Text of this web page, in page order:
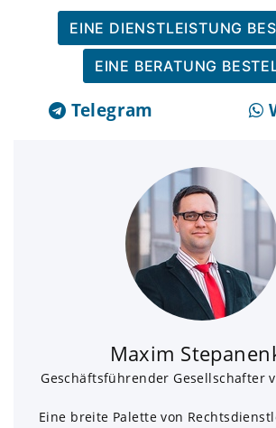
EINE DIENSTLEISTUNG
EINE BERATUNG
Telegram
Maxim
Geschäftsführender Gesellschafter
Eine breite Palette von